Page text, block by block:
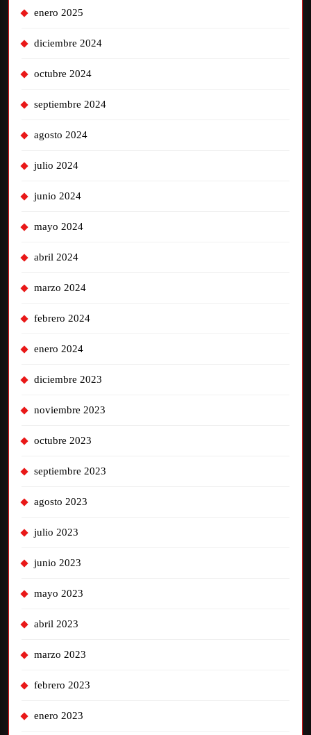
enero 2025
diciembre 2024
octubre 2024
septiembre 2024
agosto 2024
julio 2024
junio 2024
mayo 2024
abril 2024
marzo 2024
febrero 2024
enero 2024
diciembre 2023
noviembre 2023
octubre 2023
septiembre 2023
agosto 2023
julio 2023
junio 2023
mayo 2023
abril 2023
marzo 2023
febrero 2023
enero 2023